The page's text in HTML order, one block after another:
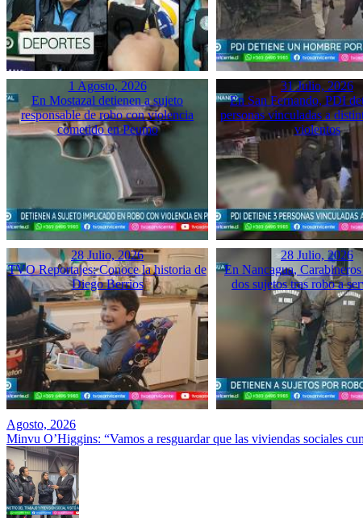
1 Agosto, 2026
En Mostazal detienen a sujeto
responsable de robo con violencia
cometido en Peumo
31 Julio, 2026
En San Fernando, PDI
personas vinculadas a
violentos
28 Julio, 2026
TVO Reportajes: Conoce la historia de
Diego Berrios
28 Julio, 2026
En Nancagua, Carabineros
dos sujetos tras robo a
Agosto, 2026
Minvu O’Higgins: “Vamos a resguardar que las viviendas sociales